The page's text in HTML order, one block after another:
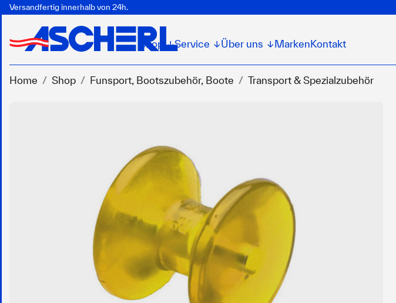
Versandfertig innerhalb von 24h.
Shop ↓Service ↓Über uns ↓ Marken Kontakt
Home Shop Funsport, Bootszubehör, Boote Transport & Spezialzubehör